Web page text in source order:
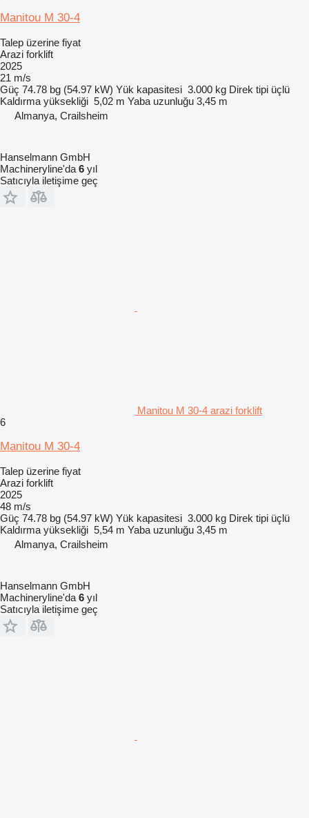
Manitou M 30-4
Talep üzerine fiyat
Arazi forklift
2025
21 m/s
Güç 74.78 bg (54.97 kW) Yük kapasitesi 3.000 kg Direk tipi üçlü
Kaldırma yüksekliği 5,02 m Yaba uzunluğu 3,45 m
Almanya, Crailsheim
Hanselmann GmbH
Machineryline'da 6 yıl
Satıcıyla iletişime geç
Manitou M 30-4 arazi forklift
6
Manitou M 30-4
Talep üzerine fiyat
Arazi forklift
2025
48 m/s
Güç 74.78 bg (54.97 kW) Yük kapasitesi 3.000 kg Direk tipi üçlü
Kaldırma yüksekliği 5,54 m Yaba uzunluğu 3,45 m
Almanya, Crailsheim
Hanselmann GmbH
Machineryline'da 6 yıl
Satıcıyla iletişime geç